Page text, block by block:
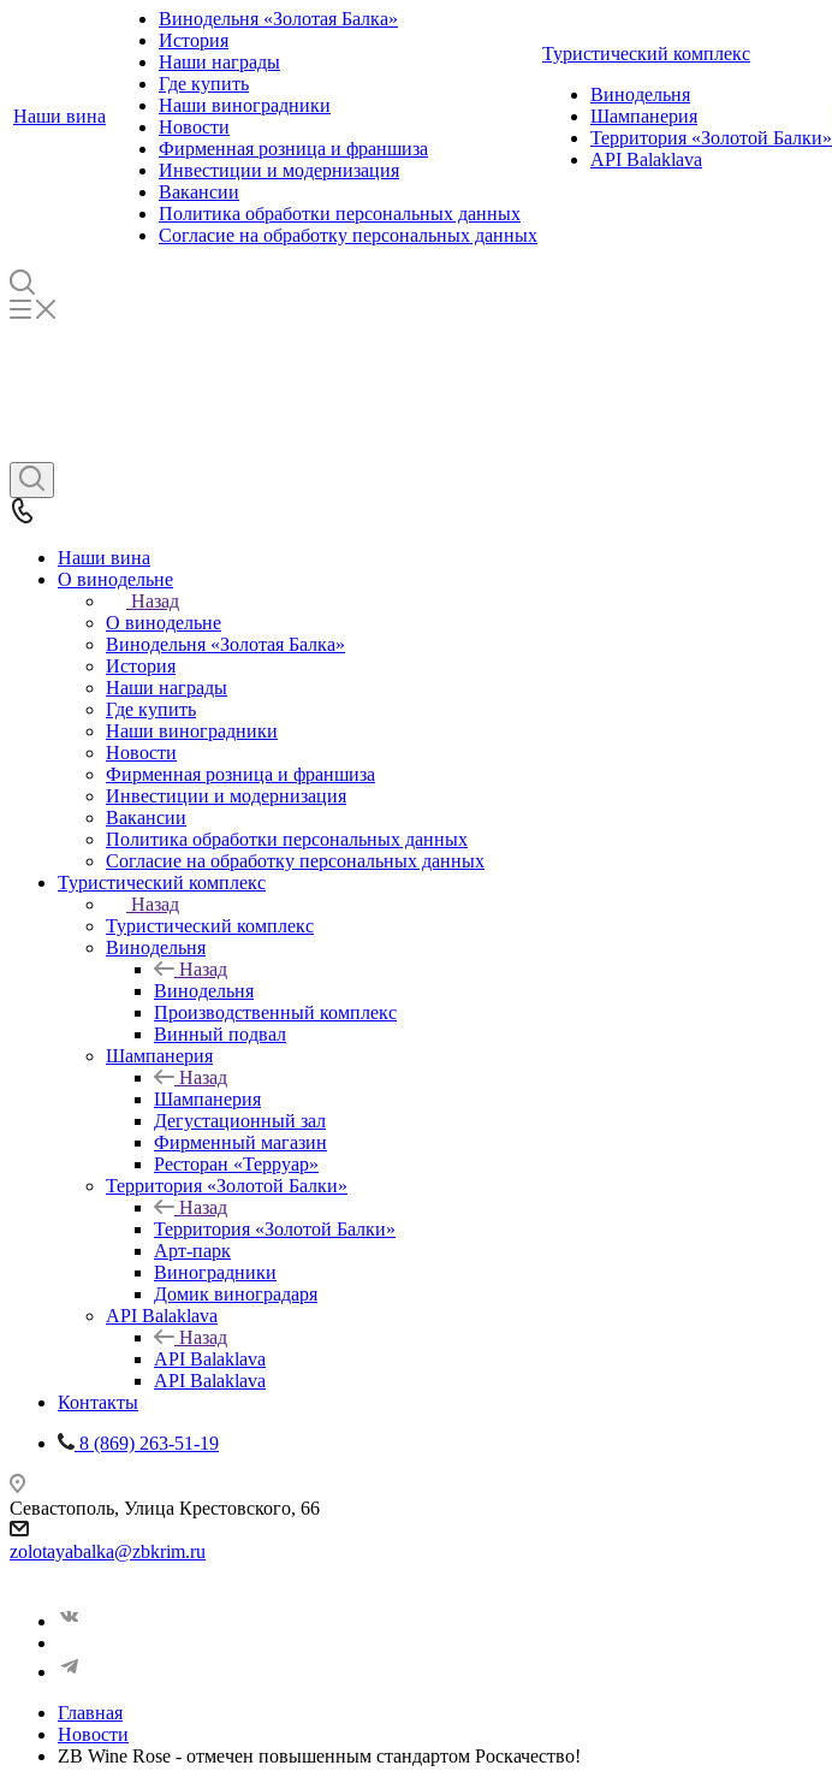
Наши вина
Винодельня «Золотая Балка»
История
Наши награды
Где купить
Наши виноградники
Новости
Фирменная розница и франшиза
Инвестиции и модернизация
Вакансии
Политика обработки персональных данных
Согласие на обработку персональных данных
Туристический комплекс
Винодельня
Шампанерия
Территория «Золотой Балки»
API Balaklava
Наши вина
О винодельне
Назад
О винодельне
Винодельня «Золотая Балка»
История
Наши награды
Где купить
Наши виноградники
Новости
Фирменная розница и франшиза
Инвестиции и модернизация
Вакансии
Политика обработки персональных данных
Согласие на обработку персональных данных
Туристический комплекс
Назад
Туристический комплекс
Винодельня
Назад
Винодельня
Производственный комплекс
Винный подвал
Шампанерия
Назад
Шампанерия
Дегустационный зал
Фирменный магазин
Ресторан «Терруар»
Территория «Золотой Балки»
Назад
Территория «Золотой Балки»
Арт-парк
Виноградники
Домик виноградаря
API Balaklava
Назад
API Balaklava
API Balaklava
Контакты
8 (869) 263-51-19
Севастополь, Улица Крестовского, 66
zolotayabalka@zbkrim.ru
Главная
Новости
ZB Wine Rose - отмечен повышенным стандартом Роскачество!